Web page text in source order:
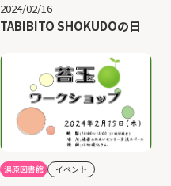
2024/02/16
TABIBITO SHOKUDOの日
湯原図書館 イベント